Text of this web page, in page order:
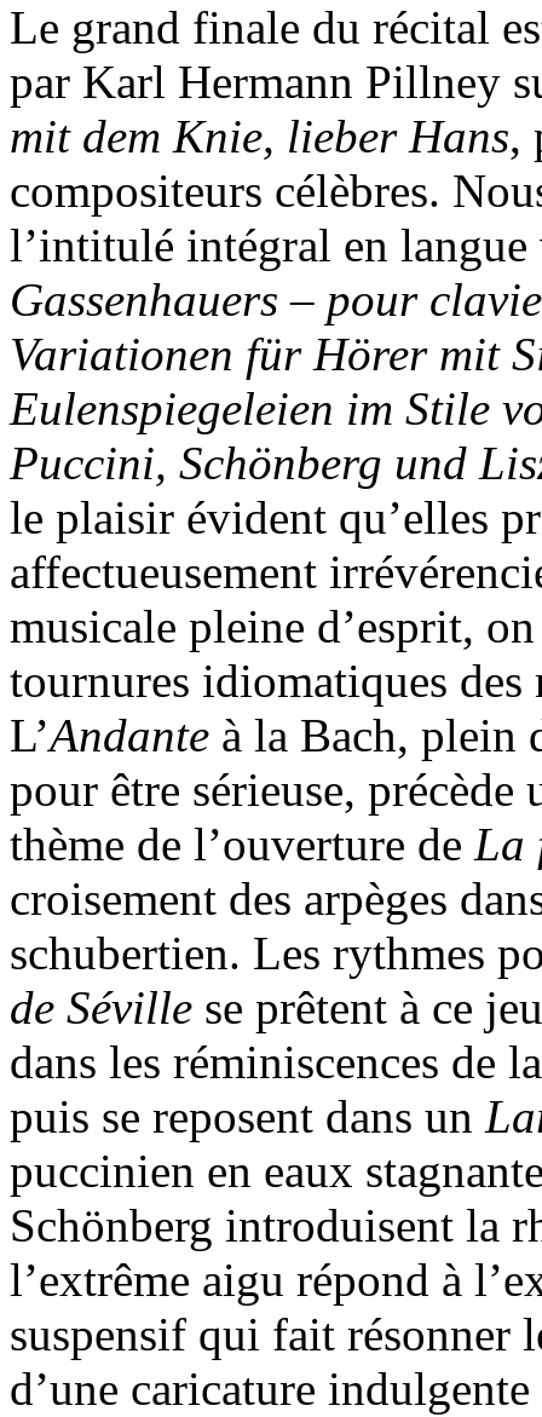
Le grand finale du récital
par Karl Hermann Pillney
mit dem Knie, lieber Hans,
compositeurs célèbres.
l’intitulé intégral en
Gassenhauers – pour
Variationen für Hörer mit
Eulenspiegeleien im Stile
Puccini, Schönberg und
le plaisir évident qu’elles
affectueusement
musicale pleine d’esprit,
tournures idiomatiques des
L’Andante à la Bach, plein
pour être sérieuse,
thème de l’ouverture de La
croisement des arpèges
schubertien. Les rythmes
de Séville se prêtent à ce
dans les réminiscences de
puis se reposent dans un
puccinien en eaux
Schönberg introduisent la
l’extrême aigu répond à
suspensif qui fait résonner
d’une caricature